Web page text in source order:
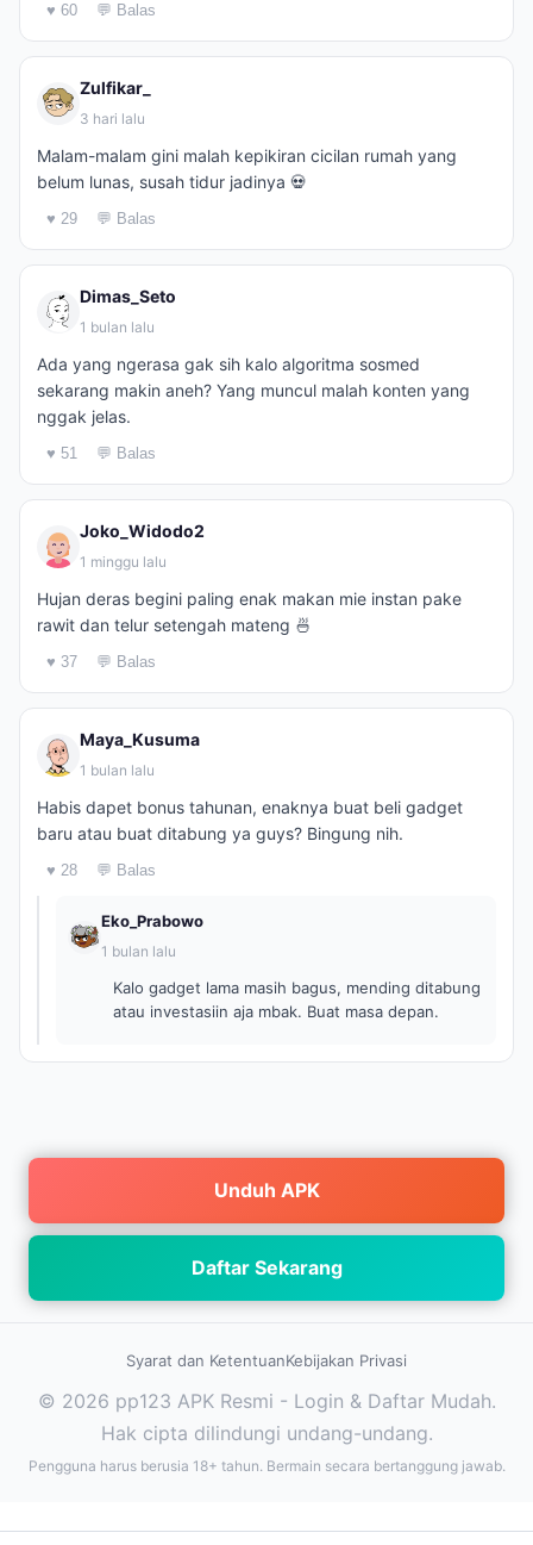
♥ 60 💬 Balas
Zulfikar_
3 hari lalu
Malam-malam gini malah kepikiran cicilan rumah yang
belum lunas, susah tidur jadinya 💀
♥ 29 💬 Balas
Dimas_Seto
1 bulan lalu
Ada yang ngerasa gak sih kalo algoritma sosmed
sekarang makin aneh? Yang muncul malah konten yang
nggak jelas.
♥ 51 💬 Balas
Joko_Widodo2
1 minggu lalu
Hujan deras begini paling enak makan mie instan pake
rawit dan telur setengah mateng 🍜
♥ 37 💬 Balas
Maya_Kusuma
1 bulan lalu
Habis dapet bonus tahunan, enaknya buat beli gadget
baru atau buat ditabung ya guys? Bingung nih.
♥ 28 💬 Balas
Eko_Prabowo
1 bulan lalu
Kalo gadget lama masih bagus, mending ditabung
atau investasiin aja mbak. Buat masa depan.
Unduh APK
Daftar Sekarang
Syarat dan KetentuanKebijakan Privasi
© 2026 pp123 APK Resmi - Login & Daftar Mudah.
Hak cipta dilindungi undang-undang.
Pengguna harus berusia 18+ tahun. Bermain secara bertanggung jawab.